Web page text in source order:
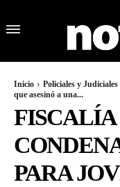
Inicio Policiales y Judiciales
que asesinó a una...
PARA